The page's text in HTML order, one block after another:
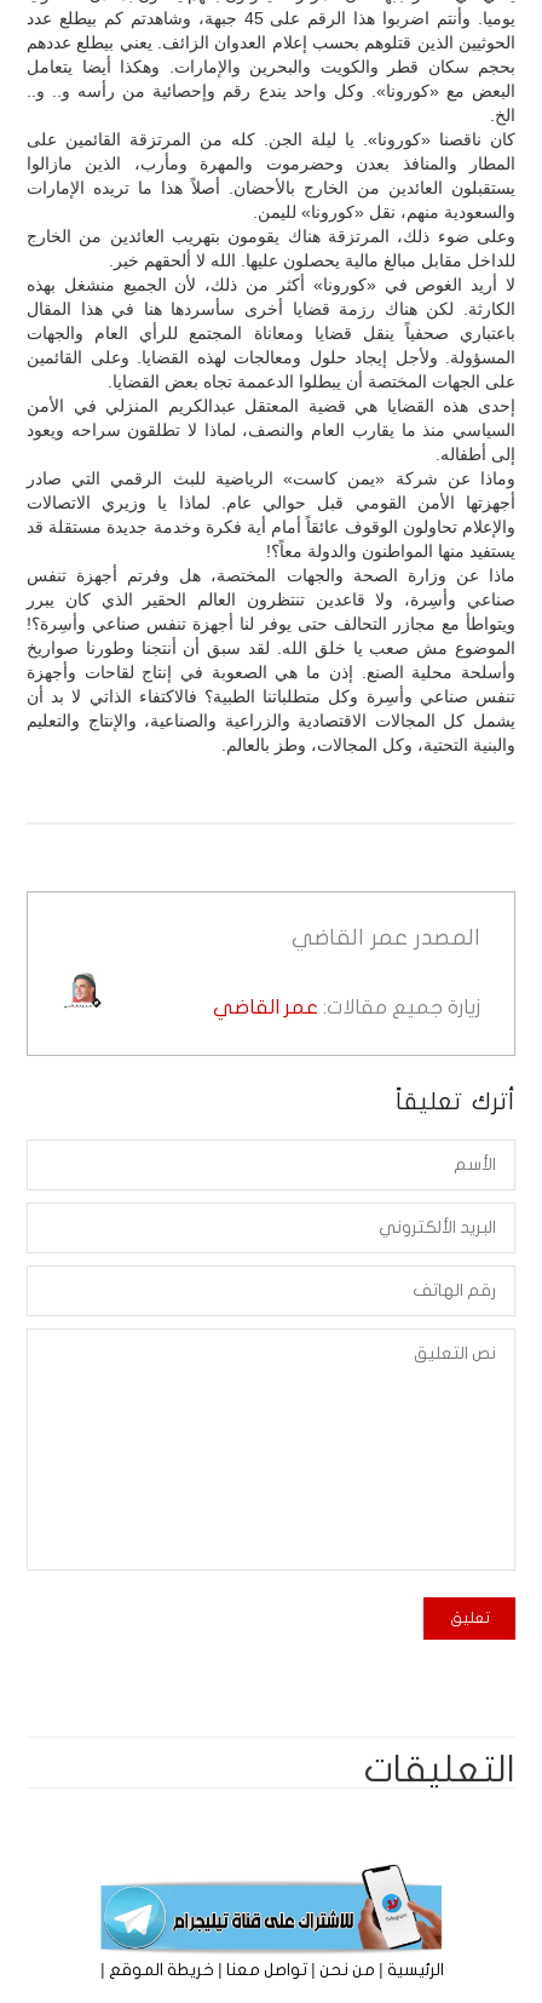
يوميا. وأنتم اضربوا هذا الرقم على 45 جبهة، وشاهدتم كم بيطلع عدد
الحوثيين الذين قتلوهم بحسب إعلام العدوان الزائف. يعني بيطلع عددهم
بحجم سكان قطر والكويت والبحرين والإمارات. وهكذا أيضا يتعامل
البعض مع «كورونا». وكل واحد يندع رقم وإحصائية من رأسه و.. و..
الخ.
كان ناقصنا «كورونا». يا ليلة الجن. كله من المرتزقة القائمين على
المطار والمنافذ بعدن وحضرموت والمهرة ومأرب، الذين مازالوا
يستقبلون العائدين من الخارج بالأحضان. أصلاً هذا ما تريده الإمارات
والسعودية منهم، نقل «كورونا» لليمن.
وعلى ضوء ذلك، المرتزقة هناك يقومون بتهريب العائدين من الخارج
للداخل مقابل مبالغ مالية يحصلون عليها. الله لا ألحقهم خير.
لا أريد الغوص في «كورونا» أكثر من ذلك، لأن الجميع منشغل بهذه
الكارثة. لكن هناك رزمة قضايا أخرى سأسردها هنا في هذا المقال
باعتباري صحفياً ينقل قضايا ومعاناة المجتمع للرأي العام والجهات
المسؤولة. ولأجل إيجاد حلول ومعالجات لهذه القضايا. وعلى القائمين
على الجهات المختصة أن يبطلوا الدعممة تجاه بعض القضايا.
إحدى هذه القضايا هي قضية المعتقل عبدالكريم المنزلي في الأمن
السياسي منذ ما يقارب العام والنصف، لماذا لا تطلقون سراحه ويعود
إلى أطفاله.
وماذا عن شركة «يمن كاست» الرياضية للبث الرقمي التي صادر
أجهزتها الأمن القومي قبل حوالي عام. لماذا يا وزيري الاتصالات
والإعلام تحاولون الوقوف عائقاً أمام أية فكرة وخدمة جديدة مستقلة قد
يستفيد منها المواطنون والدولة معاً؟!
ماذا عن وزارة الصحة والجهات المختصة، هل وفرتم أجهزة تنفس
صناعي وأسِرة، ولا قاعدين تنتظرون العالم الحقير الذي كان يبرر
ويتواطأ مع مجازر التحالف حتى يوفر لنا أجهزة تنفس صناعي وأسِرة؟!
الموضوع مش صعب يا خلق الله. لقد سبق أن أنتجنا وطورنا صواريخ
وأسلحة محلية الصنع. إذن ما هي الصعوبة في إنتاج لقاحات وأجهزة
تنفس صناعي وأسِرة وكل متطلباتنا الطبية؟ فالاكتفاء الذاتي لا بد أن
يشمل كل المجالات الاقتصادية والزراعية والصناعية، والإنتاج والتعليم
والبنية التحتية، وكل المجالات، وطز بالعالم.
المصدر عمر القاضي
زيارة جميع مقالات: عمر القاضي
أترك تعليقاً
التعليقات
الرئيسية|من نحن|تواصل معنا|خريطة الموقع |